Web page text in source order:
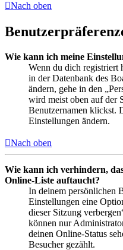
Nach oben
Wie kann ich meine
Wenn du dich registriert
in der Datenbank des
ändern, gehe in den
wird meist oben auf der
Benutzernamen klickst.
Einstellungen ändern.
Nach oben
Wie kann ich verhindern,
Online-Liste auftaucht?
In deinem persönlichen
Einstellungen eine
dieser Sitzung
können nur
deinen Online-Status
Besucher gezählt.